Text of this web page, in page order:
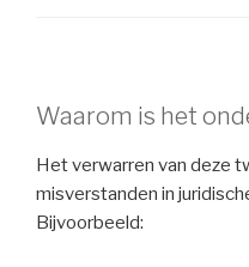
Waarom is het
Het verwarren van deze
misverstanden in
Bijvoorbeeld: